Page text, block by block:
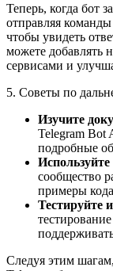
Теперь, когда бот
отправляя
чтобы увидеть
можете добавлять
сервисами и
5. Советы по
Изучите
Telegram Bot
подробные
сообщество
примеры
Тестируйте
Следуя этим